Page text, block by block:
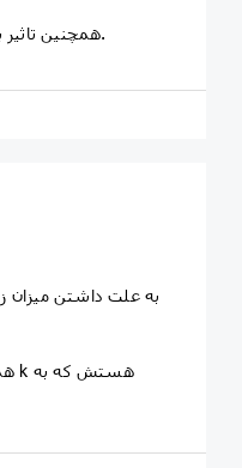
🔹همچنين تاثیر بسزایی در درمان کم خونی دارد.